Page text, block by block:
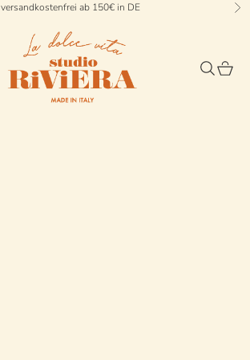
versandkostenfrei ab 150€ in DE Vor
StudioRiviera
Suchen